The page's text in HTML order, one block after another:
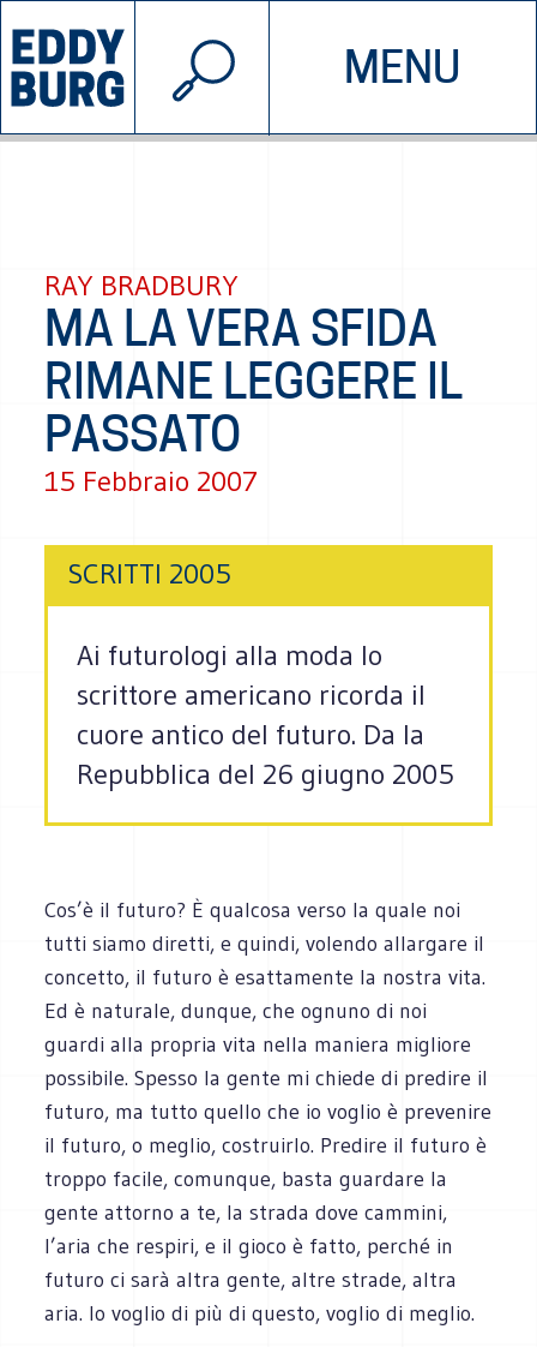
MENU
INIZIATIVE CHI SIAMO
© 2026 EDDYBURG
RAY BRADBURY
MA LA VERA SFIDA
RIMANE LEGGERE IL
PASSATO
15 Febbraio 2007
SCRITTI 2005
Ai futurologi alla moda lo
scrittore americano ricorda il
cuore antico del futuro. Da la
Repubblica del 26 giugno 2005
Cos’è il futuro? È qualcosa verso la quale noi
tutti siamo diretti, e quindi, volendo allargare il
concetto, il futuro è esattamente la nostra vita.
Ed è naturale, dunque, che ognuno di noi
guardi alla propria vita nella maniera migliore
possibile. Spesso la gente mi chiede di predire il
futuro, ma tutto quello che io voglio è prevenire
il futuro, o meglio, costruirlo. Predire il futuro è
troppo facile, comunque, basta guardare la
gente attorno a te, la strada dove cammini,
l’aria che respiri, e il gioco è fatto, perché in
futuro ci sarà altra gente, altre strade, altra
aria. Io voglio di più di questo, voglio di meglio.